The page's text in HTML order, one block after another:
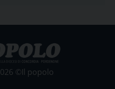
©Il popolo